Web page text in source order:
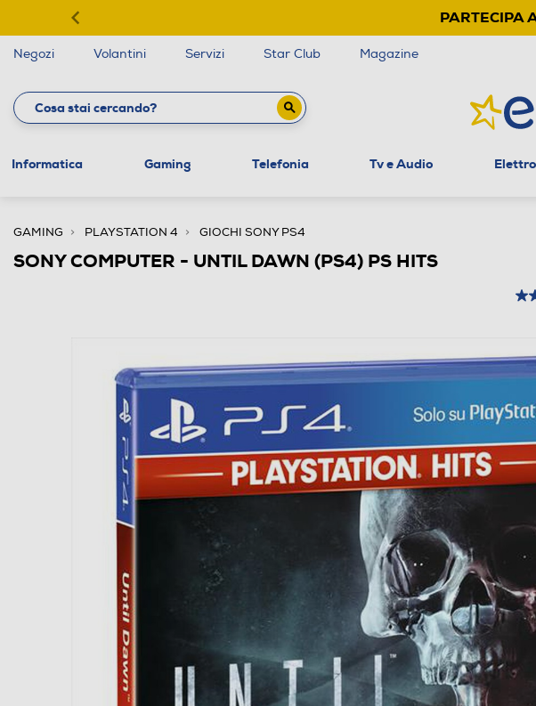
PARTECIPA
Negozi Volantini Servizi Star Club Magazine
Informatica Gaming Telefonia Tv e Audio
GAMING PLAYSTATION 4 GIOCHI SONY PS4
SONY COMPUTER - UNTIL DAWN (PS4) PS HITS